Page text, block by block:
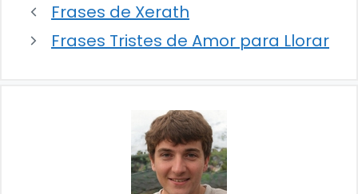
Frases de Xerath
Frases Tristes de Amor para Llorar